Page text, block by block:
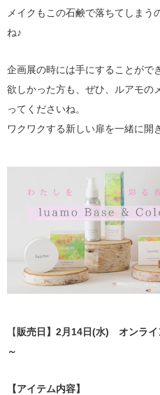
メイクもこの石鹸で落ちてしまう
ね♪
企画展の時には手にすることがで
欲しかった方も、ぜひ、ルアモの
ってくださいね。
ワクワクする新しい扉を一緒に開
【 販売日】2月14日(水) オンラ
～
【アイテム内容】